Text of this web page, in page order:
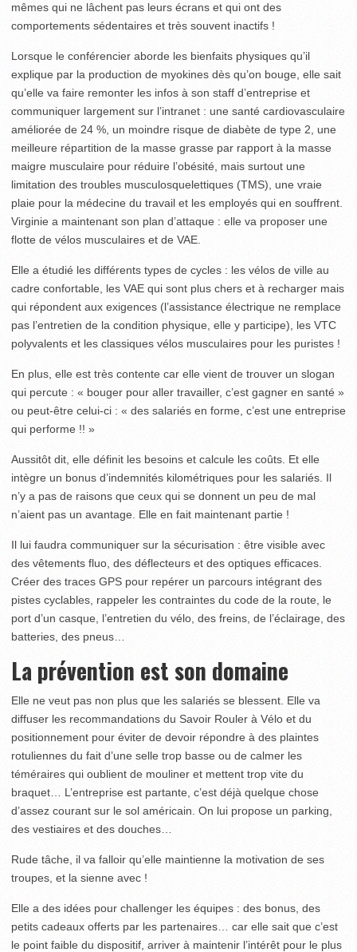
mêmes qui ne lâchent pas leurs écrans et qui ont des
comportements sédentaires et très souvent inactifs !
Lorsque le conférencier aborde les bienfaits physiques qu’il
explique par la production de myokines dès qu’on bouge, elle sait
qu’elle va faire remonter les infos à son staff d’entreprise et
communiquer largement sur l’intranet : une santé cardio­vasculaire
améliorée de 24 %, un moindre risque de diabète de type 2, une
meilleure répartition de la masse grasse par rapport à la masse
maigre musculaire pour réduire l’obésité, mais surtout une
limitation des troubles musculosquelettiques (TMS), une vraie
plaie pour la médecine du travail et les employés qui en souffrent.
Virginie a maintenant son plan d’attaque : elle va proposer une
flotte de vélos musculaires et de VAE.
Elle a étudié les différents types de cycles : les vélos de ville au
cadre confortable, les VAE qui sont plus chers et à recharger mais
qui répondent aux exigences (l’assistance électrique ne remplace
pas l’entretien de la condition physique, elle y participe), les VTC
polyvalents et les classiques vélos musculaires pour les puristes !
En plus, elle est très contente car elle vient de trouver un slogan
qui percute : « bouger pour aller travailler, c’est gagner en santé »
ou peut-être celui-ci : « des salariés en forme, c’est une entreprise
qui performe !! »
Aussitôt dit, elle définit les besoins et calcule les coûts. Et elle
intègre un bonus d’indemnités kilométriques pour les salariés. Il
n’y a pas de raisons que ceux qui se donnent un peu de mal
n’aient pas un avantage. Elle en fait maintenant partie !
Il lui faudra communiquer sur la sécurisation : être visible avec
des vêtements fluo, des déflecteurs et des optiques efficaces.
Créer des traces GPS pour repérer un parcours intégrant des
pistes cyclables, rappeler les contraintes du code de la route, le
port d’un casque, l’entretien du vélo, des freins, de l’éclairage, des
batteries, des pneus…
La prévention est son domaine
Elle ne veut pas non plus que les salariés se blessent. Elle va
diffuser les recommandations du Savoir Rouler à Vélo et du
positionnement pour éviter de devoir répondre à des plaintes
rotuliennes du fait d’une selle trop basse ou de calmer les
téméraires qui oublient de mouliner et mettent trop vite du
braquet… L’entreprise est partante, c’est déjà quelque chose
d’assez courant sur le sol américain. On lui propose un parking,
des vestiaires et des douches…
Rude tâche, il va falloir qu’elle maintienne la motivation de ses
troupes, et la sienne avec !
Elle a des idées pour challenger les équipes : des bonus, des
petits cadeaux offerts par les partenaires… car elle sait que c’est
le point faible du dispositif, arriver à maintenir l’intérêt pour le plus